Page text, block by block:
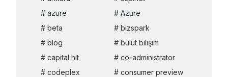
azure
Azure
beta
bizspark
blog
bulut bilişim
capital hit
co-administrator
codeplex
consumer preview